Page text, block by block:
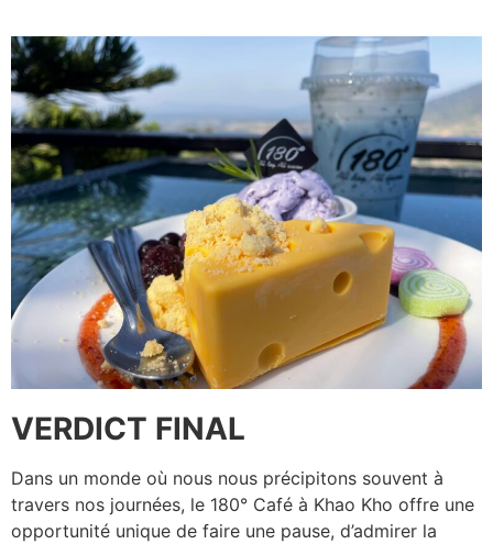
VERDICT FINAL
Dans un monde où nous nous précipitons souvent à
travers nos journées, le 180° Café à Khao Kho offre une
opportunité unique de faire une pause, d’admirer la